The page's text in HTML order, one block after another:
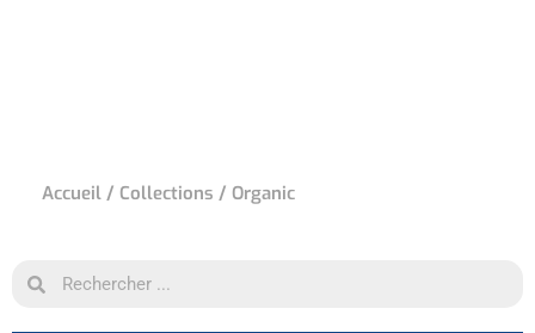
Accueil / Collections / Organic